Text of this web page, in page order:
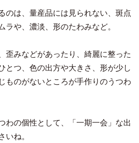
のは、量産品には見られない、斑点
ラや、濃淡、形のたわみなど。
歪みなどがあったり、綺麗に整った
とつ、色の出方や大きさ、形が少し
ものがないところが手作りのうつわ
わの個性として、「一期一会」な出
いね。